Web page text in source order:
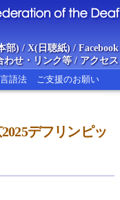
部)/ X(日聴紙)/ Facebook
わせ・リンク等/ アクセス
語法 ご支援のお願い
デフリンピッ